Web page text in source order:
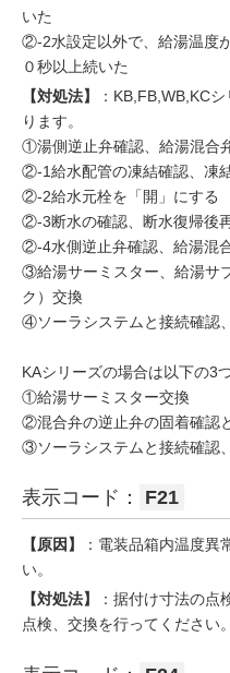
いた
②-2水設定以外で、給湯温度
０秒以上続いた
【対処法】
：KB,FB,WB,KC
ります。
①湯側逆止弁確認、給湯混合
②-1給水配管の凍結確認、凍
②-2給水元栓を「開」にする
②-3断水の確認、断水復帰後
②-4水側逆止弁確認、給湯混
③給湯サーミスター、給湯サ
ク）交換
④ソーラシステムと接続確認
KAシリーズの場合は以下の3
①給湯サーミスター交換
②混合弁の逆止弁の固着確認
③ソーラシステムと接続確認
表示コード： F21
【原因】
：電装品箱内温度異
い。
【対処法】
：据付け寸法の点
点検、交換を行ってください。